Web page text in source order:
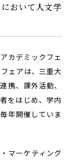
おいて人文学
カデミックフェ
ェアは、三重大
携、課外活動、
をはじめ、学内
年開催していま
マーケティング